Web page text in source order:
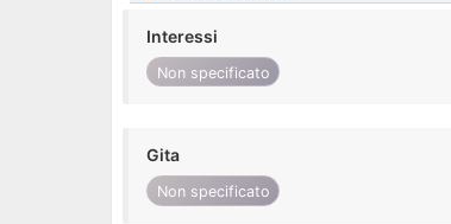
Interessi
Non specificato
Gita
Non specificato